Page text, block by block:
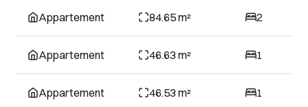
Appartement 84.65 m² 2
Appartement 46.63 m² 1
Appartement 46.53 m² 1